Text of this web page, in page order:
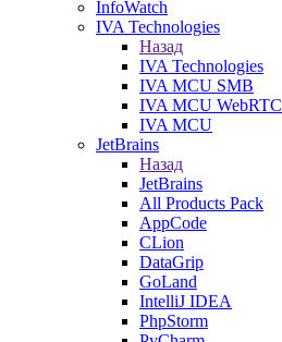
InfoWatch
IVA Technologies
Назад
IVA Technologies
IVA MCU SMB
IVA MCU WebRTC
IVA MCU
JetBrains
Назад
JetBrains
All Products Pack
AppCode
CLion
DataGrip
GoLand
IntelliJ IDEA
PhpStorm